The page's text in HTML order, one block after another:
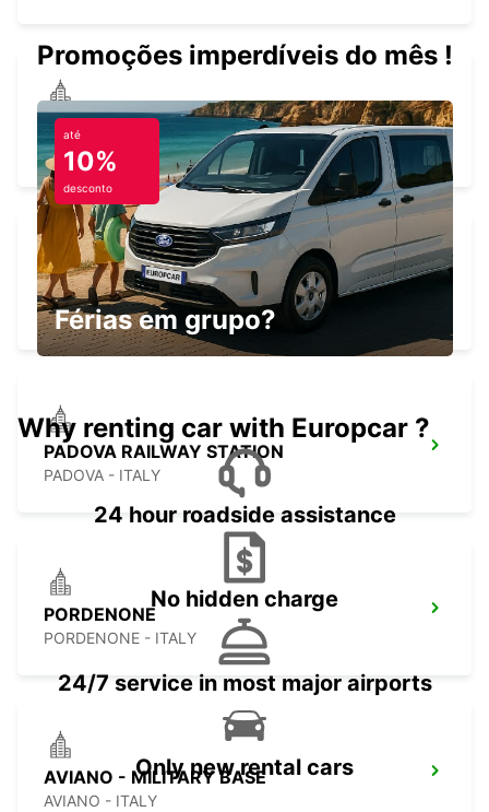
VENICE
VENEZIA - ITALY
CAMPOSAMPIERO
CAMPOSAMPIERO - ITALY
PADOVA RAILWAY STATION
PADOVA - ITALY
PORDENONE
PORDENONE - ITALY
AVIANO - MILITARY BASE
AVIANO - ITALY
Promoções imperdíveis do mês !
até
10%
desconto
Férias em grupo?
Why renting car with Europcar ?
24 hour roadside assistance
No hidden charge
24/7 service in most major airports
Only new rental cars